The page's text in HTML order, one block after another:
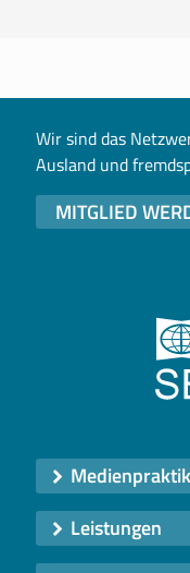
Wir sind das
Ausland und
MITGLIED
Leistungen